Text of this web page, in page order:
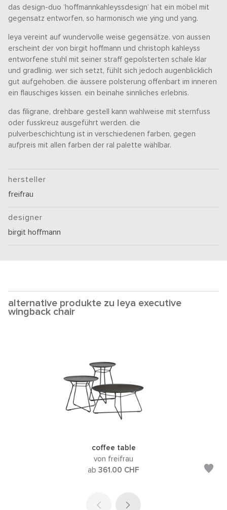
das design-duo ‘hoffmannkahleyssdesign‘ hat ein möbel mit
gegensatz entworfen, so harmonisch wie ying und yang.
leya vereint auf wundervolle weise gegensätze. von aussen
erscheint der von birgit hoffmann und christoph kahleyss
entworfene stuhl mit seiner straff gepolsterten schale klar
und gradlinig. wer sich setzt, fühlt sich jedoch augenblicklich
gut aufgehoben. die äussere polsterung offenbart im inneren
ein flauschiges kissen. ein beinahe sinnliches erlebnis.
das filigrane, drehbare gestell kann wahlweise mit sternfuss
oder fusskreuz ausgeführt werden. die
pulverbeschichtung ist in verschiedenen farben, gegen
aufpreis mit allen farben der ral palette wählbar.
hersteller
freifrau
designer
birgit hoffmann
alternative produkte zu leya executive
wingback chair
coffee table
von freifrau
ab 361.00 CHF